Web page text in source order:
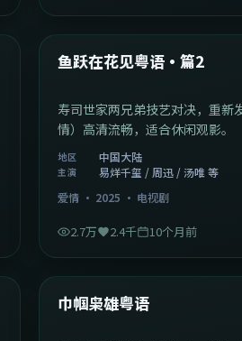
最新
中国大陆
鱼跃在花见粤语·篇2
寿司世家两兄弟技艺对决，重新
情）高清流畅，适合休闲观影。
地区 中国大陆
主演
易烊千玺 / 周迅 / 汤唯 等
爱情· 2025 · 电视剧
2.7万 2.4千 10个月前
最新
中国香港
巾帼枭雄粤语